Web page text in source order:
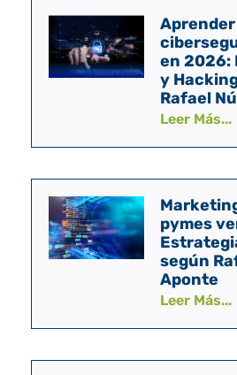
Aprender
en 2026:
y
Rafael
Leer Más...
pymes
según
Aponte
Leer Más...